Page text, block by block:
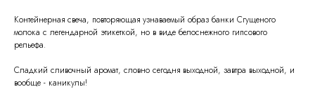
Контейнерная свеча, повторяющая узнаваемый образ банки Сгущеного
молока с легендарной этикеткой, но в виде белоснежного гипсового
рельефа.
Сладкий сливочный аромат, словно сегодня выходной, завтра выходной, и
вообще - каникулы!